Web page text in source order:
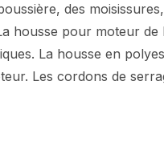
des
housse pour moteur
La housse en
Les cordons de